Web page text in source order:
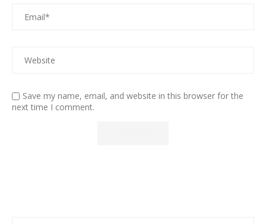
Save my name, email, and website in this browser for the
next time I comment.